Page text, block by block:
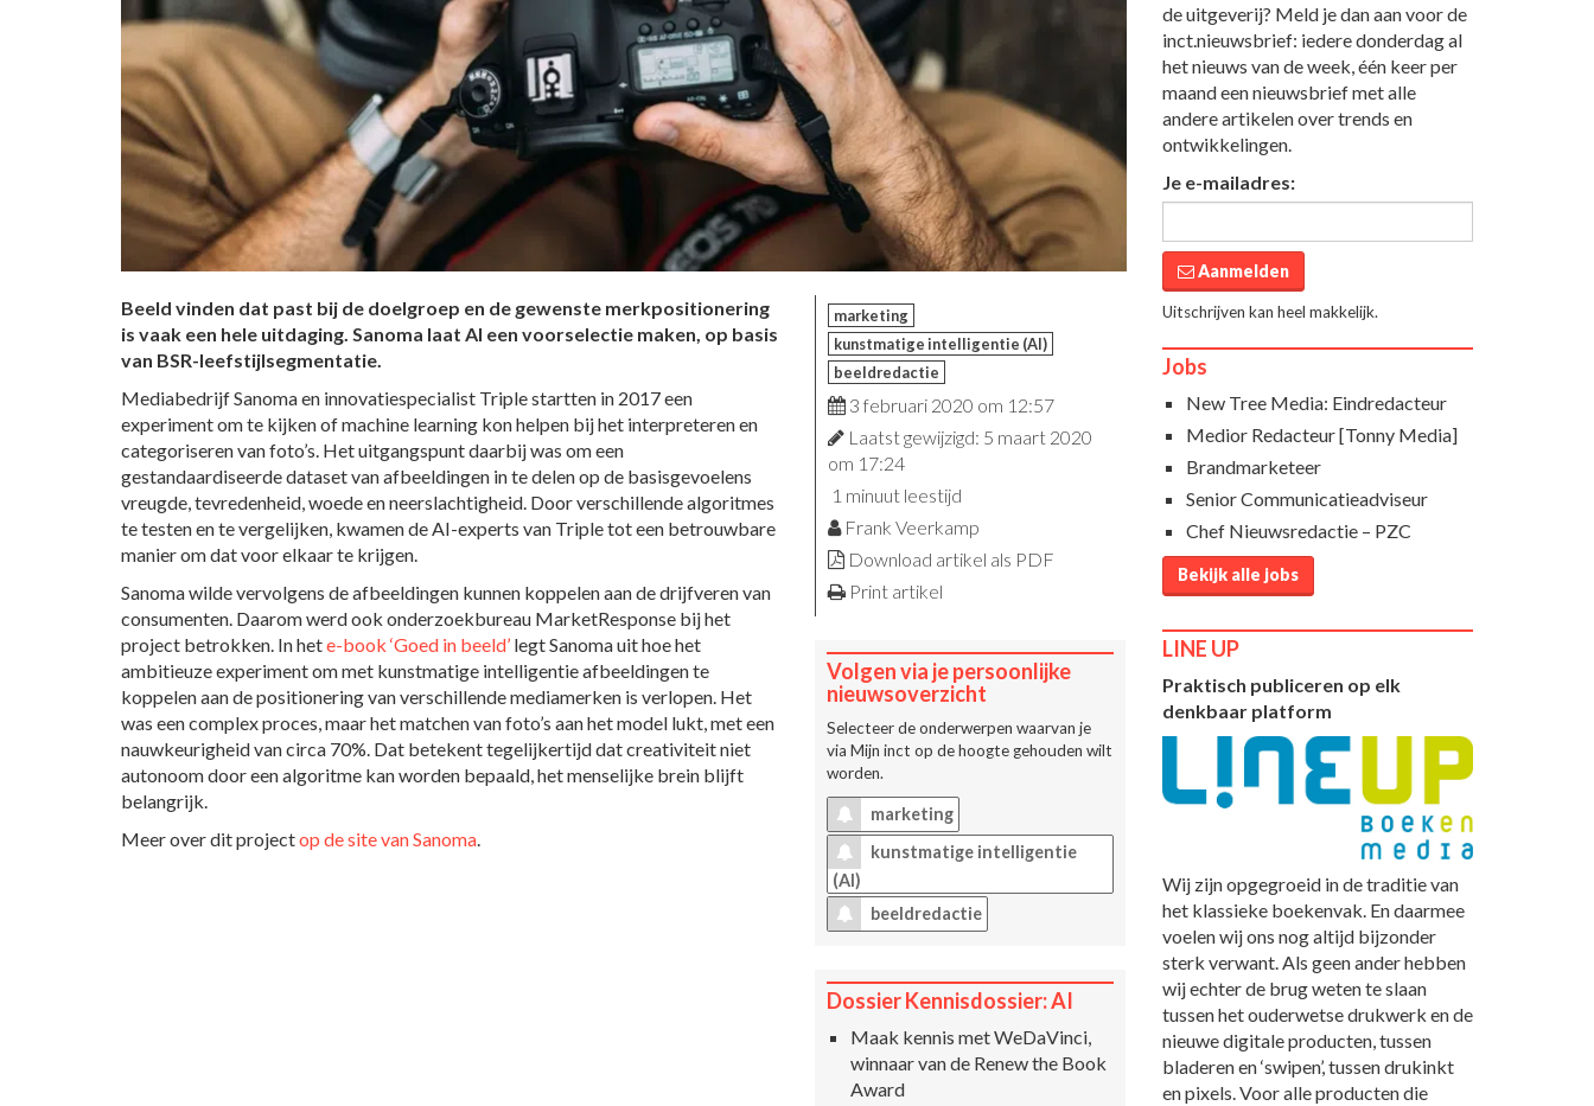
Beeld vinden dat past bij de doelgroep en de gewenste merkpositionering
is vaak een hele uitdaging. Sanoma laat AI een voorselectie maken, op basis
van BSR-leefstijlsegmentatie.
Mediabedrijf Sanoma en innovatiespecialist Triple startten in 2017 een
experiment om te kijken of machine learning kon helpen bij het interpreteren en
categoriseren van foto’s. Het uitgangspunt daarbij was om een
gestandaardiseerde dataset van afbeeldingen in te delen op de basisgevoelens
vreugde, tevredenheid, woede en neerslachtigheid. Door verschillende algoritmes
te testen en te vergelijken, kwamen de AI-experts van Triple tot een betrouwbare
manier om dat voor elkaar te krijgen.
Sanoma wilde vervolgens de afbeeldingen kunnen koppelen aan de drijfveren van
consumenten. Daarom werd ook onderzoekbureau MarketResponse bij het
project betrokken. In hete-book ‘Goed in beeld’ legt Sanoma uit hoe het
ambitieuze experiment om met kunstmatige intelligentie afbeeldingen te
koppelen aan de positionering van verschillende mediamerken is verlopen. Het
was een complex proces, maar het matchen van foto’s aan het model lukt, met een
nauwkeurigheid van circa 70%. Dat betekent tegelijkertijd dat creativiteit niet
autonoom door een algoritme kan worden bepaald, het menselijke brein blijft
belangrijk.
Meer over dit projectop de site van Sanoma.
marketing
kunstmatige intelligentie (AI)
beeldredactie
3 februari 2020 om 12:57
Laatst gewijzigd: 5 maart 2020
om 17:24
1 minuut leestijd
Frank Veerkamp
Download artikel als PDF
Print artikel
Volgen via je persoonlijke
nieuwsoverzicht
Selecteer de onderwerpen waarvan je
via Mijn inct op de hoogte gehouden wilt
worden.
marketing
kunstmatige intelligentie
(AI)
beeldredactie
Dossier Kennisdossier: AI
Maak kennis met WeDaVinci,
winnaar van de Renew the Book
Award
de uitgeverij? Meld je dan aan voor de
inct.nieuwsbrief: iedere donderdag al
het nieuws van de week, één keer per
maand een nieuwsbrief met alle
andere artikelen over trends en
ontwikkelingen.
Je e-mailadres:
Aanmelden
Uitschrijven kan heel makkelijk.
Jobs
New Tree Media: Eindredacteur
Medior Redacteur [Tonny Media]
Brandmarketeer
Senior Communicatieadviseur
Chef Nieuwsredactie – PZC
Bekijk alle jobs
LINE UP
Praktisch publiceren op elk
denkbaar platform
Wij zijn opgegroeid in de traditie van
het klassieke boekenvak. En daarmee
voelen wij ons nog altijd bijzonder
sterk verwant. Als geen ander hebben
wij echter de brug weten te slaan
tussen het ouderwetse drukwerk en de
nieuwe digitale producten, tussen
bladeren en ‘swipen’, tussen drukinkt
en pixels. Voor alle producten die